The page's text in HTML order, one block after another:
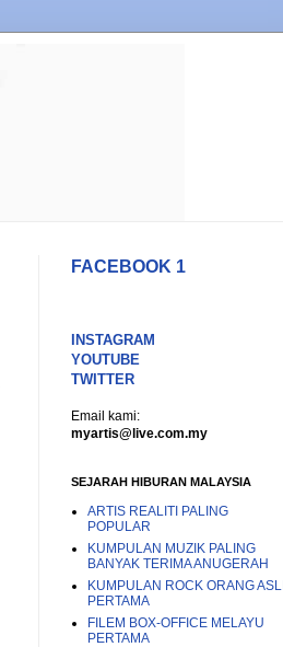
FACEBOOK 1
INSTAGRAM
YOUTUBE
TWITTER
Email kami:
myartis@live.com.my
SEJARAH HIBURAN MALAYSIA
ARTIS REALITI PALING
POPULAR
KUMPULAN MUZIK PALING
BANYAK TERIMA ANUGERAH
KUMPULAN ROCK ORANG ASLI
PERTAMA
FILEM BOX-OFFICE MELAYU
PERTAMA